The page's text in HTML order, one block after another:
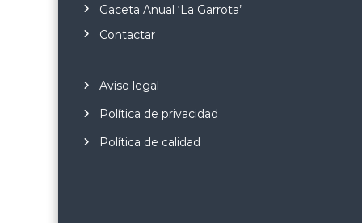
Gaceta Anual ‘La Garrota’
Contactar
Aviso legal
Política de privacidad
Política de calidad